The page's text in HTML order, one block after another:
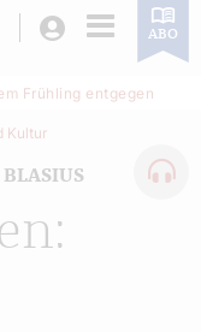
Login ABO
Frühling entgegen
Kultur